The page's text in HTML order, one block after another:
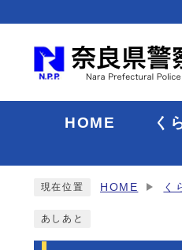
HOME く
現在位置 HOME く
あしあと